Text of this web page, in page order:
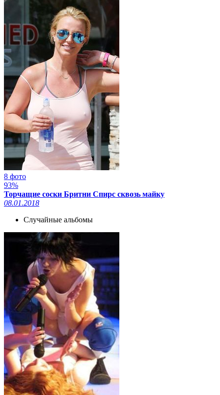
8 фото
93%
Торчащие соски Бритни Спирс сквозь майку
08.01.2018
Случайные альбомы